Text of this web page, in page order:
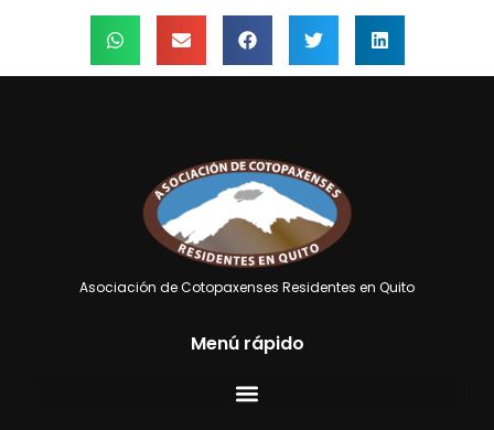
Asociación de Cotopaxenses Residentes en Quito
Menú rápido